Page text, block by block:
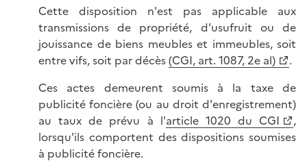
Cette disposition n'est pas applicable aux
transmissions de propriété, d'usufruit ou de
jouissance de biens meubles et immeubles, soit
entre vifs, soit par décès(CGI, art. 1087, 2e al)
.
Ces actes demeurent soumis à la taxe de
publicité foncière (ou au droit d'enregistrement)
au taux de prévu à l'article 1020 du CGI
,
lorsqu'ils comportent des dispositions soumises
à publicité foncière.